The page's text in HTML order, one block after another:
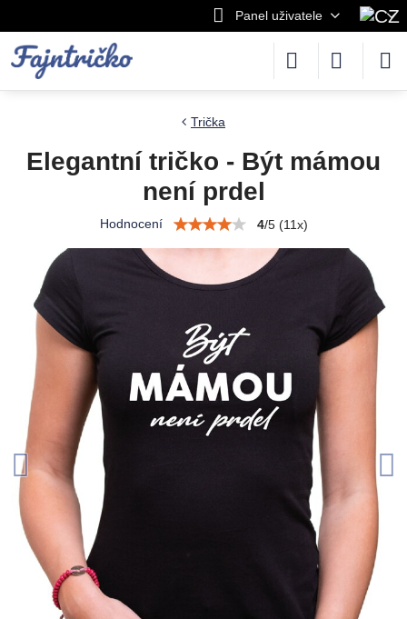
Panel uživatele
Trička
Elegantní tričko - Být mámou
není prdel
Hodnocení 4/5(11x)